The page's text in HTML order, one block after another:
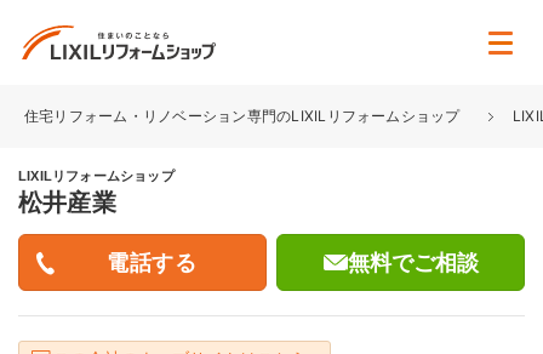
住宅リフォーム・リノベーション専門のLIXILリフォームショップ
LIXILリフォームショップ
松井産業
無料でご相談